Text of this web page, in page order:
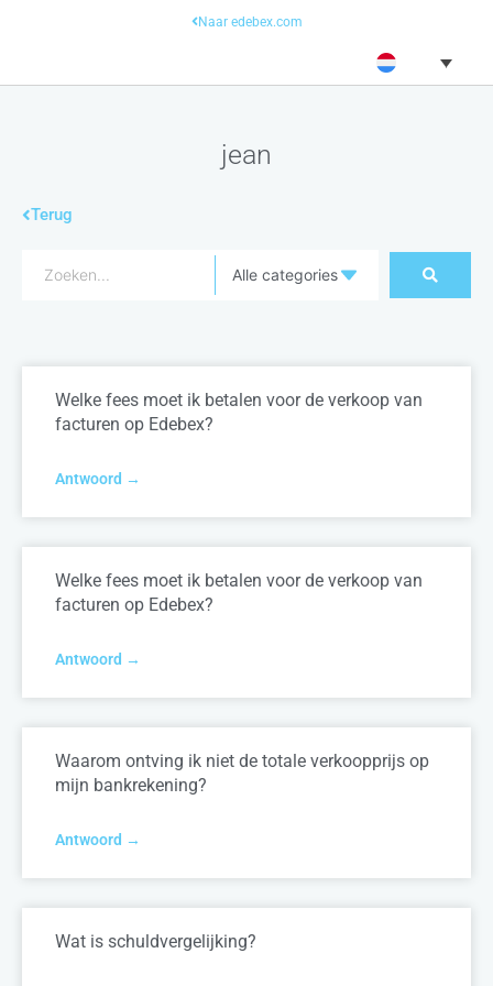
Naar edebex.com
jean
Terug
Welke fees moet ik betalen voor de verkoop van
facturen op Edebex?
Antwoord →
Welke fees moet ik betalen voor de verkoop van
facturen op Edebex?
Antwoord →
Waarom ontving ik niet de totale verkoopprijs op
mijn bankrekening?
Antwoord →
Wat is schuldvergelijking?